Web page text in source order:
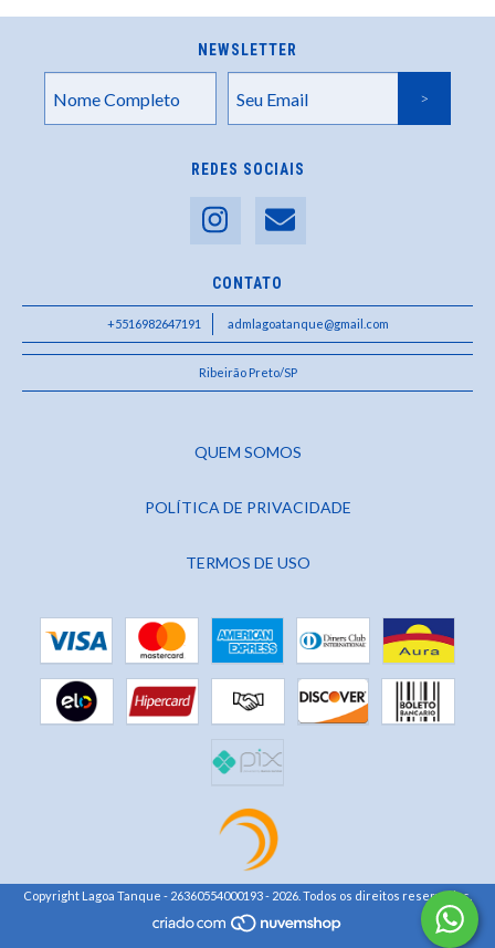
NEWSLETTER
REDES SOCIAIS
CONTATO
+5516982647191 admlagoatanque@gmail.com
Ribeirão Preto/SP
QUEM SOMOS
POLÍTICA DE PRIVACIDADE
TERMOS DE USO
Copyright Lagoa Tanque - 26360554000193 - 2026. Todos os direitos reservados.